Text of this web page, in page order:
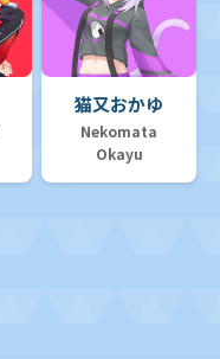
猫又おかゆ
Nekomata
Okayu